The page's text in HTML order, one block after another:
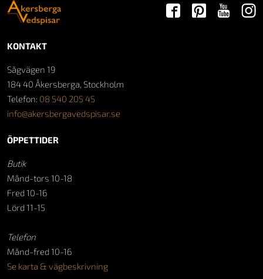
KONTAKT
Sågvägen 19
184 40 Åkersberga, Stockholm
Telefon: 08 540 205 45
info@akersbergavedspisar.se
ÖPPETTIDER
Butik
Månd-tors 10-18
Fred 10-16
Lörd 11-15
Telefon
Månd-fred 10-16
Se karta & vägbeskrivning